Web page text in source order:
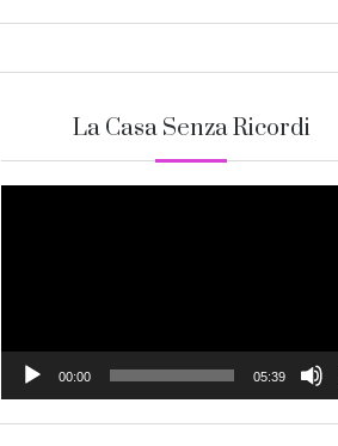
La Casa Senza Ricordi
00:00 05:39